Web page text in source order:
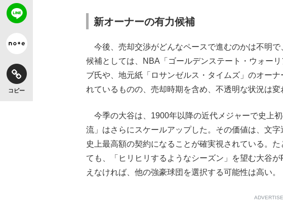
コピー
新オーナーの有力候補
今後、売却交渉がどんなペースで進むのかは不明
候補としては、NBA「ゴールデンステート・ウォー
ブ氏や、地元紙「ロサンゼルス・タイムズ」のオー
れているものの、売却時期を含め、不透明な状況は変
今季の大谷は、1900年以降の近代メジャーで史上
流」はさらにスケールアップした。その価値は、文
史上最高額の契約になることが確実視されている。
ても、「ヒリヒリするようなシーズン」を望む大谷
えなければ、他の強豪球団を選択する可能性は高い。